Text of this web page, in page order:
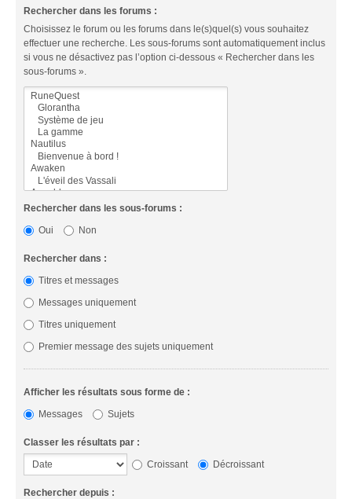
Rechercher dans les forums :
Choisissez le forum ou les forums dans le(s)quel(s) vous souhaitez
effectuer une recherche. Les sous-forums sont automatiquement inclus
si vous ne désactivez pas l’option ci-dessous « Rechercher dans les
sous-forums ».
Rechercher dans les sous-forums :
Oui
Non
Rechercher dans :
Titres et messages
Messages uniquement
Titres uniquement
Premier message des sujets uniquement
Afficher les résultats sous forme de :
Messages
Sujets
Classer les résultats par :
Croissant
Décroissant
Rechercher depuis :